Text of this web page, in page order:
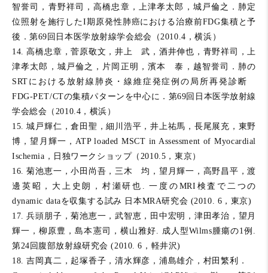
智誉司，青野祥司，高橋忠章，上津孝太郎，城戸倫之．肺定
位照射を施行したI期原発性肺癌における治療前FDG集積と予
後．第69回日本医学放射線学会総会（2010.4，横浜）
14. 高橋忠章，菅原敬文，井上 武，酒井伸也，青野祥司，上
津孝太郎，城戸倫之，片岡正明，濱本 泰，越智誉司．肺の
SRTにおける放射線肺炎・線維症発症例の局所再発診断
FDG-PET/CTの集積パターンを中心に．第69回日本医学放射線
学会総会（2010.4，横浜）
15. 城戸輝仁，倉田聖，細川浩平，井上祐馬，長尾展充，東野
博，望月輝一，ATP loaded MSCT in Assessment of Myocardial
Ischemia，日独ワークショップ（2010.5，東京）
16. 菊池恵一，小田尚吾，三木 均，望月輝一，高野昌平，渡
邊英昭，大上史朗，村瀬研也. 一度のMRI検査で二つの
dynamic dataを収集する試み 日本MRA研究会 (2010. 6，東京)
17. 兵頭朋子，菊池恵一，武智恵，田中宏明，津田孝治，望月
輝一，柳原豊，島本憲司，横山雅好. 成人型Wilms腫瘍の1例.
第24回腹部放射線研究会 (2010. 6，軽井沢)
18. 吉岡真二，起塚香子，清水輝彦，浦島雄介，村田繁利．